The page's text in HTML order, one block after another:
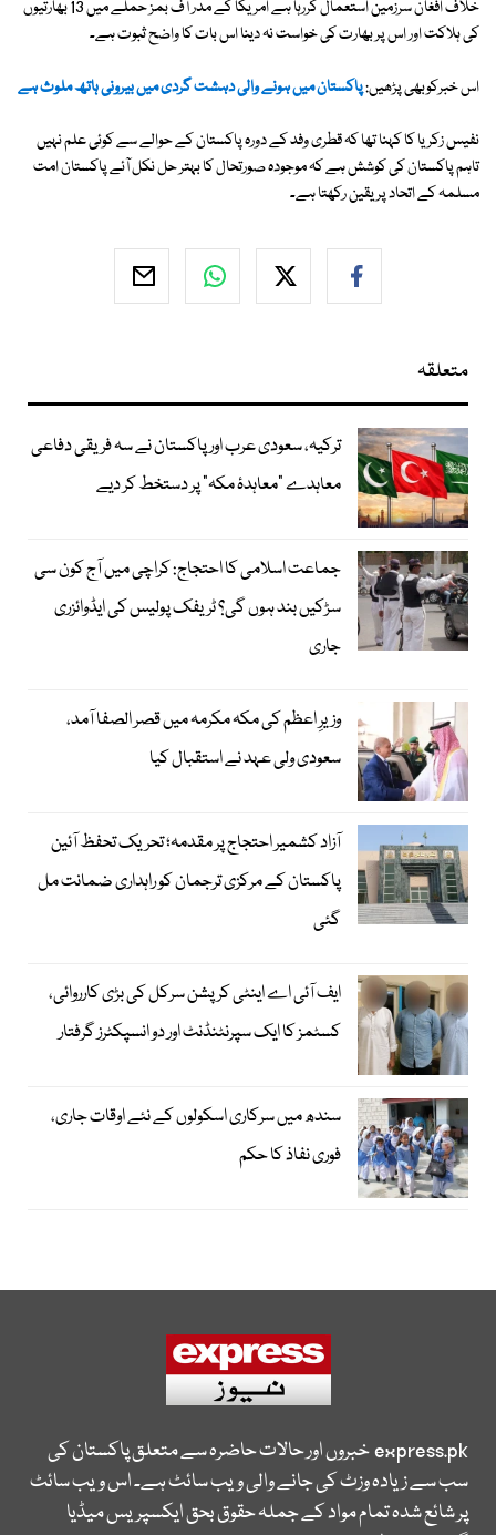
خلاف افغان سرزمین استعمال کررہا ہے امریکا کے مدر آف بمز حملے میں 13 بھارتیوں
کی ہلاکت اور اس پر بھارت کی خواست نہ دینا اس بات کا واضح ثبوت ہے۔
اس خبرکوبھی پڑھیں:پاکستان میں ہونے والی دہشت گردی میں بیرونی ہاتھ ملوث ہے
نفیس زکریا کا کہنا تھا کہ قطری وفد کے دورہ پاکستان کے حوالے سے کوئی علم نہیں
تاہم پاکستان کی کوشش ہے کہ موجودہ صورتحال کا بہتر حل نکل آئے پاکستان امت
مسلمہ کے اتحاد پر یقین رکھتا ہے۔
متعلقہ
ترکیہ، سعودی عرب اور پاکستان نے سہ فریقی دفاعی
معاہدے "معاہدۂ مکہ" پر دستخط کر دیے
جماعت اسلامی کا احتجاج: کراچی میں آج کون سی
سڑکیں بند ہوں گی؟ ٹریفک پولیس کی ایڈوائزری
جاری
وزیرِ اعظم کی مکہ مکرمہ میں قصر الصفا آمد،
سعودی ولی عہد نے استقبال کیا
آزاد کشمیر احتجاج پر مقدمہ؛ تحریک تحفظ آئین
پاکستان کے مرکزی ترجمان کو راہداری ضمانت مل
گئی
ایف آئی اے اینٹی کرپشن سرکل کی بڑی کارروائی،
کسٹمز کا ایک سپرنٹنڈنٹ اور دو انسپکٹرز گرفتار
سندھ میں سرکاری اسکولوں کے نئے اوقات جاری،
فوری نفاذ کا حکم
express.pkخبروں اور حالات حاضرہ سے متعلق پاکستان کی
سب سے زیادہ وزٹ کی جانے والی ویب سائٹ ہے۔ اس ویب سائٹ
پر شائع شدہ تمام مواد کے جملہ حقوق بحق ایکسپریس میڈیا